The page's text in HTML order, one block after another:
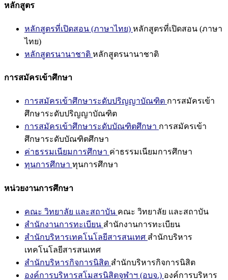
หลักสูตร
หลักสูตรที่เปิดสอน (ภาษาไทย) หลักสูตรที่เปิดสอน (ภาษา
ไทย)
หลักสูตรนานาชาติ หลักสูตรนานาชาติ
การสมัครเข้าศึกษา
การสมัครเข้าศึกษาระดับปริญญาบัณฑิต การสมัครเข้า
ศึกษาระดับปริญญาบัณฑิต
การสมัครเข้าศึกษาระดับบัณฑิตศึกษา การสมัครเข้า
ศึกษาระดับบัณฑิตศึกษา
ค่าธรรมเนียมการศึกษา ค่าธรรมเนียมการศึกษา
ทุนการศึกษา ทุนการศึกษา
หน่วยงานการศึกษา
คณะ วิทยาลัย และสถาบัน คณะ วิทยาลัย และสถาบัน
สำนักงานการทะเบียน สำนักงานการทะเบียน
สำนักบริหารเทคโนโลยีสารสนเทศ สำนักบริหาร
เทคโนโลยีสารสนเทศ
สำนักบริหารกิจการนิสิต สำนักบริหารกิจการนิสิต
องค์การบริหารสโมสรนิสิตจุฬาฯ (อบจ.) องค์การบริหาร